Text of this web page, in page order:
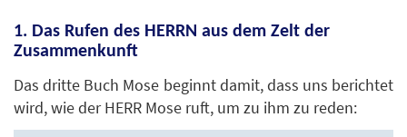
1. Das Rufen des HERRN aus dem Zelt der
Zusammenkunft
Das dritte Buch Mose beginnt damit, dass uns berichtet
wird, wie der HERR Mose ruft, um zu ihm zu reden: